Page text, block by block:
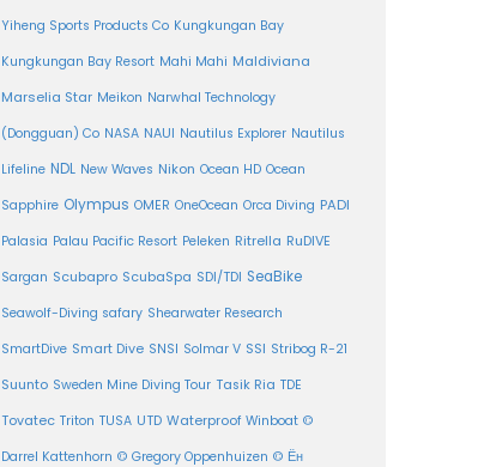
Yiheng Sports Products Co Kungkungan Bay
Kungkungan Bay Resort Mahi Mahi Maldiviana
Marselia Star Meikon Narwhal Technology
(Dongguan) Co NASA NAUI Nautilus Explorer Nautilus
Lifeline NDL New Waves Nikon Ocean HD Ocean
Sapphire Olympus OMER OneOcean Orca Diving PADI
Palasia Palau Pacific Resort Peleken Ritrella RuDIVE
Sargan Scubapro ScubaSpa SDI/TDI SeaBike
Seawolf-Diving safary Shearwater Research
SmartDive Smart Dive SNSI Solmar V SSI Stribog R-21
Suunto Sweden Mine Diving Tour Tasik Ria TDE
Tovatec Triton TUSA UTD Waterproof Winboat ©
Darrel Kattenhorn © Gregory Oppenhuizen © Ён